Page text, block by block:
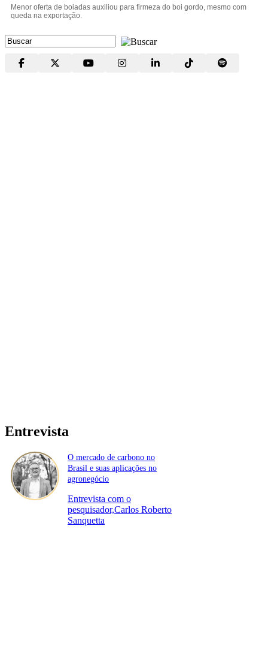
Menor oferta de boiadas auxiliou para firmeza do boi gordo, mesmo com
queda na exportação.
Entrevista
O mercado de carbono no
Brasil e suas aplicações no
agronegócio
Entrevista com o
pesquisador,Carlos Roberto
Sanquetta